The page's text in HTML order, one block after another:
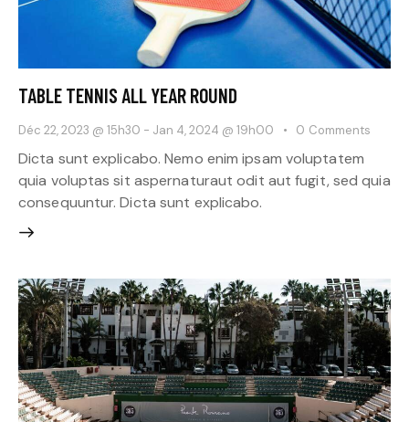
TABLE TENNIS ALL YEAR ROUND
Déc 22, 2023 @ 15h30 - Jan 4, 2024 @ 19h00 0 Comments
Dicta sunt explicabo. Nemo enim ipsam voluptatem
quia voluptas sit aspernaturaut odit aut fugit, sed quia
consequuntur. Dicta sunt explicabo.